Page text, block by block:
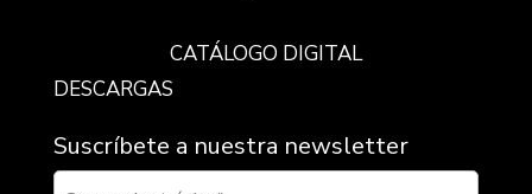
CATÁLOGO DIGITAL
DESCARGAS
Suscríbete a nuestra newsletter